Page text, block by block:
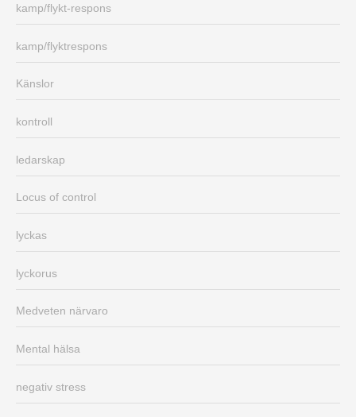
kamp/flykt-respons
kamp/flyktrespons
Känslor
kontroll
ledarskap
Locus of control
lyckas
lyckorus
Medveten närvaro
Mental hälsa
negativ stress